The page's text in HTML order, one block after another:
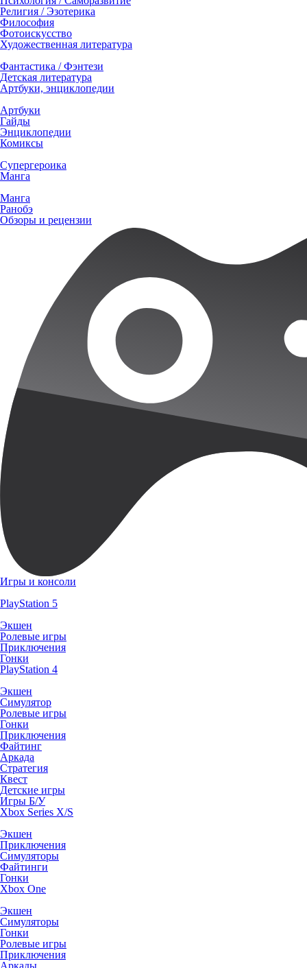
Религия / Эзотерика
Философия
Фотоискусство
Художественная литература
Фантастика / Фэнтези
Детская литература
Артбуки, энциклопедии
Артбуки
Гайды
Энциклопедии
Комиксы
Супергероика
Манга
Манга
Ранобэ
Обзоры и рецензии
Игры и консоли
PlayStation 5
Экшен
Ролевые игры
Приключения
Гонки
PlayStation 4
Экшен
Симулятор
Ролевые игры
Гонки
Приключения
Файтинг
Аркада
Стратегия
Квест
Детские игры
Игры Б/У
Xbox Series X/S
Экшен
Приключения
Симуляторы
Файтинги
Гонки
Xbox One
Экшен
Симуляторы
Гонки
Ролевые игры
Приключения
Аркады